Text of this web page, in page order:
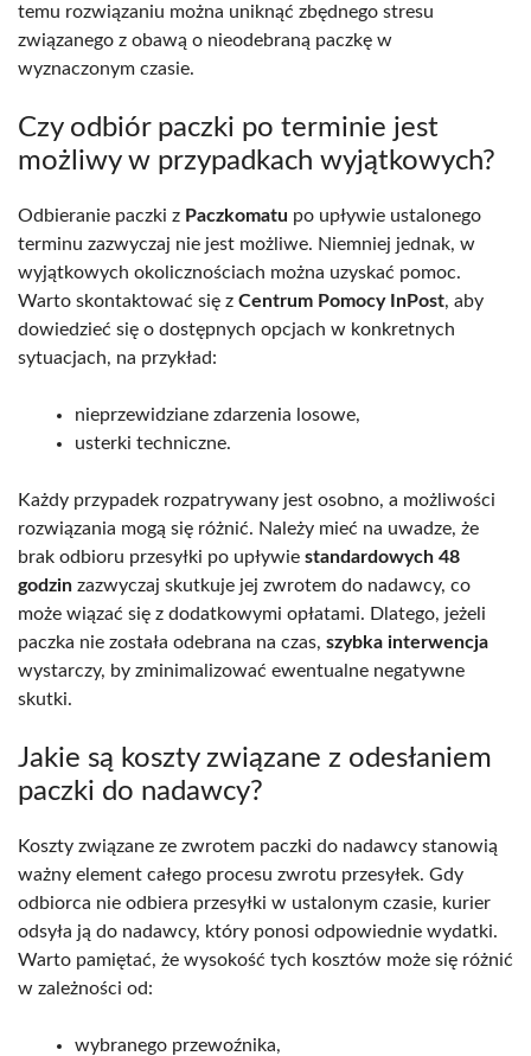
temu rozwiązaniu można uniknąć zbędnego stresu
związanego z obawą o nieodebraną paczkę w
wyznaczonym czasie.
Czy odbiór paczki po terminie jest
możliwy w przypadkach wyjątkowych?
Odbieranie paczki z Paczkomatu po upływie ustalonego
terminu zazwyczaj nie jest możliwe. Niemniej jednak, w
wyjątkowych okolicznościach można uzyskać pomoc.
Warto skontaktować się z Centrum Pomocy InPost, aby
dowiedzieć się o dostępnych opcjach w konkretnych
sytuacjach, na przykład:
nieprzewidziane zdarzenia losowe,
usterki techniczne.
Każdy przypadek rozpatrywany jest osobno, a możliwości
rozwiązania mogą się różnić. Należy mieć na uwadze, że
brak odbioru przesyłki po upływie standardowych 48
godzin zazwyczaj skutkuje jej zwrotem do nadawcy, co
może wiązać się z dodatkowymi opłatami. Dlatego, jeżeli
paczka nie została odebrana na czas, szybka interwencja
wystarczy, by zminimalizować ewentualne negatywne
skutki.
Jakie są koszty związane z odesłaniem
paczki do nadawcy?
Koszty związane ze zwrotem paczki do nadawcy stanowią
ważny element całego procesu zwrotu przesyłek. Gdy
odbiorca nie odbiera przesyłki w ustalonym czasie, kurier
odsyła ją do nadawcy, który ponosi odpowiednie wydatki.
Warto pamiętać, że wysokość tych kosztów może się różnić
w zależności od:
wybranego przewoźnika,